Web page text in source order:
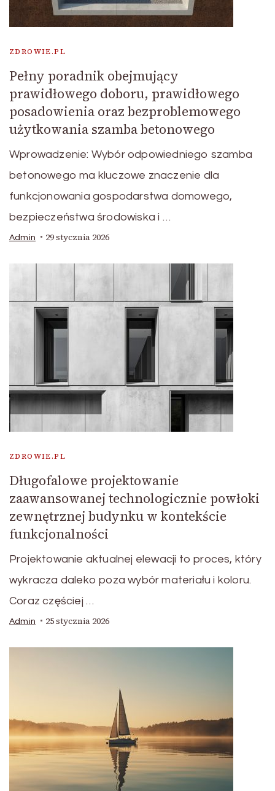
ZDROWIE.PL
Pełny poradnik obejmujący
prawidłowego doboru, prawidłowego
posadowienia oraz bezproblemowego
użytkowania szamba betonowego
Wprowadzenie: Wybór odpowiedniego szamba
betonowego ma kluczowe znaczenie dla
funkcjonowania gospodarstwa domowego,
bezpieczeństwa środowiska i …
Admin 29 stycznia 2026
ZDROWIE.PL
Długofalowe projektowanie
zaawansowanej technologicznie powłoki
zewnętrznej budynku w kontekście
funkcjonalności
Projektowanie aktualnej elewacji to proces, który
wykracza daleko poza wybór materiału i koloru.
Coraz częściej …
Admin 25 stycznia 2026